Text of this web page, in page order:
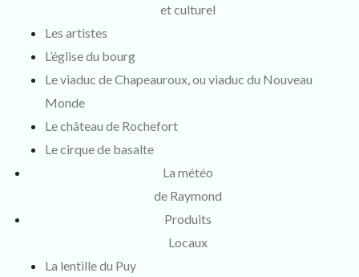
et culturel
Les artistes
L’église du bourg
Le viaduc de Chapeauroux, ou viaduc du Nouveau
Monde
Le château de Rochefort
Le cirque de basalte
La météo
de Raymond
Produits
Locaux
La lentille du Puy